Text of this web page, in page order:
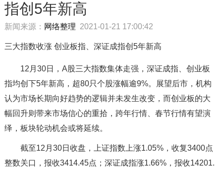
指创5年新高
新闻来源： 网络整理 2021-01-21 17:00:42
三大指数收涨 创业板指、深证成指创5年新高
12月30日，A股三大指数集体走强，深证成指、创业板
指均创下5年新高，超80只个股涨幅逾9%。展望后市，机构
认为市场长期向好趋势的逻辑并未发生改变，而创业板的大
幅回升则带来市场信心的重拾，跨年行情、春节行情有望演
绎，板块轮动机会或将延续。
截至12月30日收盘，上证指数上涨1.05%，收复3400点
整数关口，报收3414.45点；深证成指涨1.66%，报收14201.